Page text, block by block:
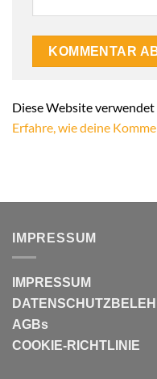
Diese Website verwendet
Erfahre, wie deine
IMPRESSUM
IMPRESSUM
AGBs
COOKIE-RICHTLINIE